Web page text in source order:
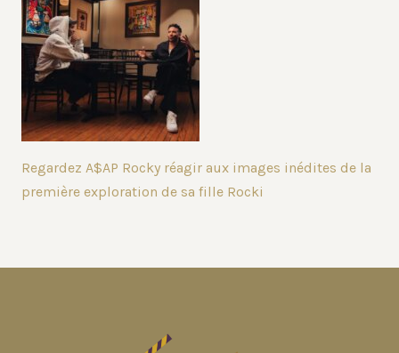
Regardez A$AP Rocky réagir aux images inédites de la
première exploration de sa fille Rocki